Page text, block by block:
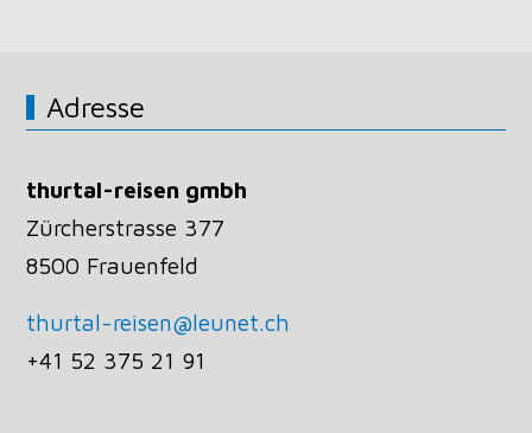
Adresse
thurtal-reisen gmbh
Zürcherstrasse 377
8500 Frauenfeld
thurtal-reisen@leunet.ch
+41 52 375 21 91